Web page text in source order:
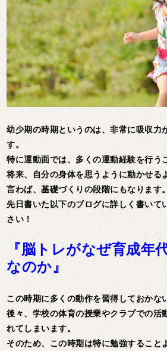
幼少期の時期というのは、非常に吸収力
す。
特に運動面では、多くの運動経験を行う
将来、自分の身体を思うように動かせる
言わば、基礎づくりの段階にもなります。
先日書いた以下のブログに詳しく書いて
さい！
『脳トレがなぜ育成年
なのか』
この時期に多くの動作を習得しておかな
後々、学校の体育の授業やクラブでの活
れてしまいます。
そのため、この時期は特に勉強すること